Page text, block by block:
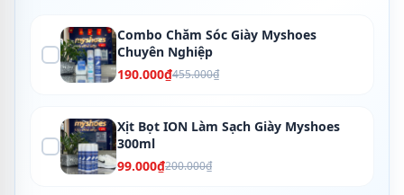
Combo Chăm Sóc Giày Myshoes
Chuyên Nghiệp
190.000₫455.000₫
Xịt Bọt ION Làm Sạch Giày Myshoes
300ml
99.000₫200.000₫